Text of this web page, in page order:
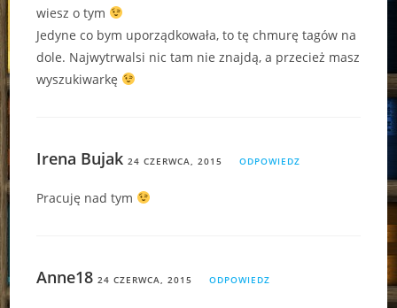
wiesz o tym
Jedyne co bym uporządkowała, to tę chmurę tagów na
dole. Najwytrwalsi nic tam nie znajdą, a przecież masz
wyszukiwarkę
Irena Bujak 24 CZERWCA, 2015 ODPOWIEDZ
Pracuję nad tym
Anne18 24 CZERWCA, 2015 ODPOWIEDZ